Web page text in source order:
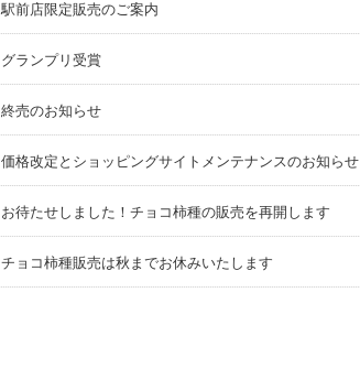
駅前店限定販売のご案内
グランプリ受賞
終売のお知らせ
価格改定とショッピングサイトメンテナンスのお知らせ
お待たせしました！チョコ柿種の販売を再開します
チョコ柿種販売は秋までお休みいたします